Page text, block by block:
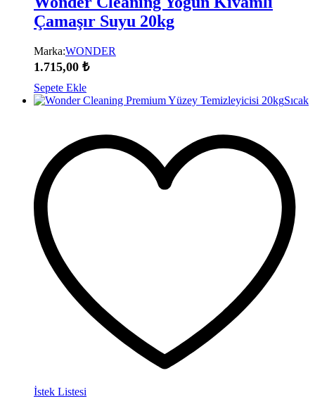
Çamaşır Suyu 20kg
Marka:WONDER
1.715,00 ₺
Sepete Ekle
Sıcak
İstek Listesi